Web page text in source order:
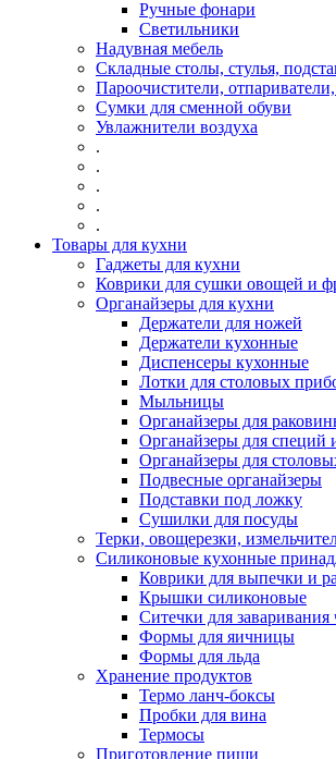
Ручные фонари
Светильники
Надувная мебель
Складные столы, стулья,
Пароочистители,
Сумки для сменной обуви
Увлажнители воздуха
.
.
.
.
.
Товары для кухни
Гаджеты для кухни
Коврики для сушки овощей и
Органайзеры для кухни
Держатели для ножей
Держатели кухонные
Диспенсеры кухонные
Лотки для столовых
Мыльницы
Органайзеры для
Органайзеры для специй
Органайзеры для
Подвесные органайзеры
Подставки под ложку
Сушилки для посуды
Терки, овощерезки,
Силиконовые кухонные
Коврики для выпечки и
Крышки силиконовые
Ситечки для заваривания
Формы для яичницы
Формы для льда
Хранение продуктов
Термо ланч-боксы
Пробки для вина
Термосы
Приготовление пищи